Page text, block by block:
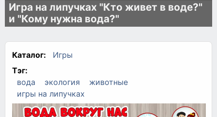
Игра на липучках "Кто живет в воде?"
и "Кому нужна вода?"
Каталог:
Игры
Тэг:
вода
экология
животные
игры на липучках